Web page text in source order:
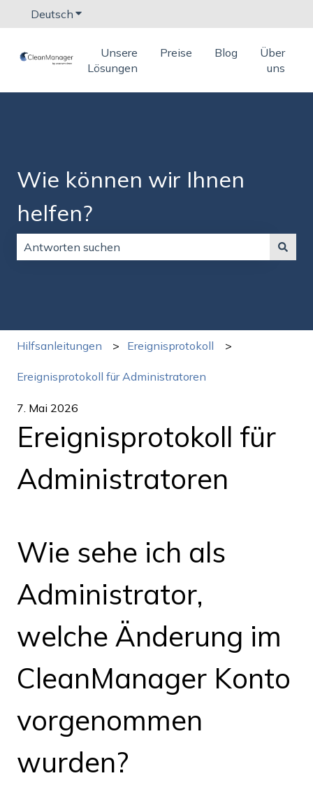
Deutsch Untermenü für Übersetzungen anzeigen
Unsere
Lösungen
Preise Blog
Über
uns
Wie können wir Ihnen
helfen?
Hilfsanleitungen Ereignisprotokoll
Ereignisprotokoll für Administratoren
7. Mai 2026
Ereignisprotokoll für
Administratoren
Wie sehe ich als
Administrator,
welche Änderung im
CleanManager Konto
vorgenommen
wurden?